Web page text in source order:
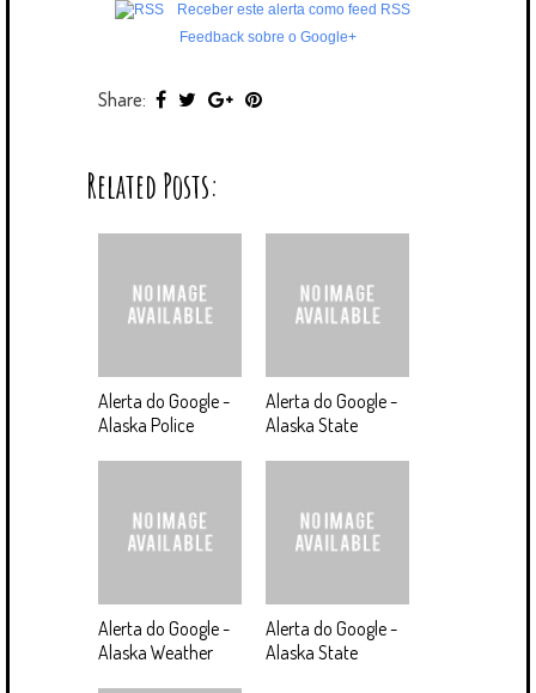
Receber este alerta como feed RSS
Feedback sobre o Google+
Share:
Related Posts:
Alerta do Google -
Alaska Police
Alerta do Google -
Alaska State
Alerta do Google -
Alaska Weather
Alerta do Google -
Alaska State